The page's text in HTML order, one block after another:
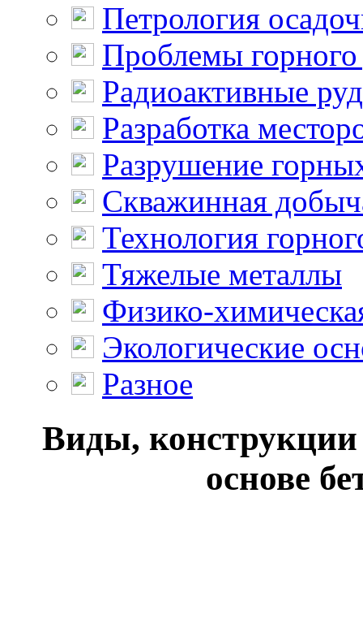
Петрология
Проблемы горного
Радиоактивные
Разработка
Разрушение
Скважинная
Технология
Тяжелые металлы
Физико-
Экологические
Разное
Виды,
основе